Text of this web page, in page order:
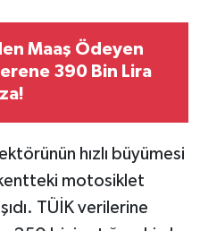
Maaş Ödeyen
390 Bin Lira
hızlı büyümesi
motosiklet
TÜİK verilerine